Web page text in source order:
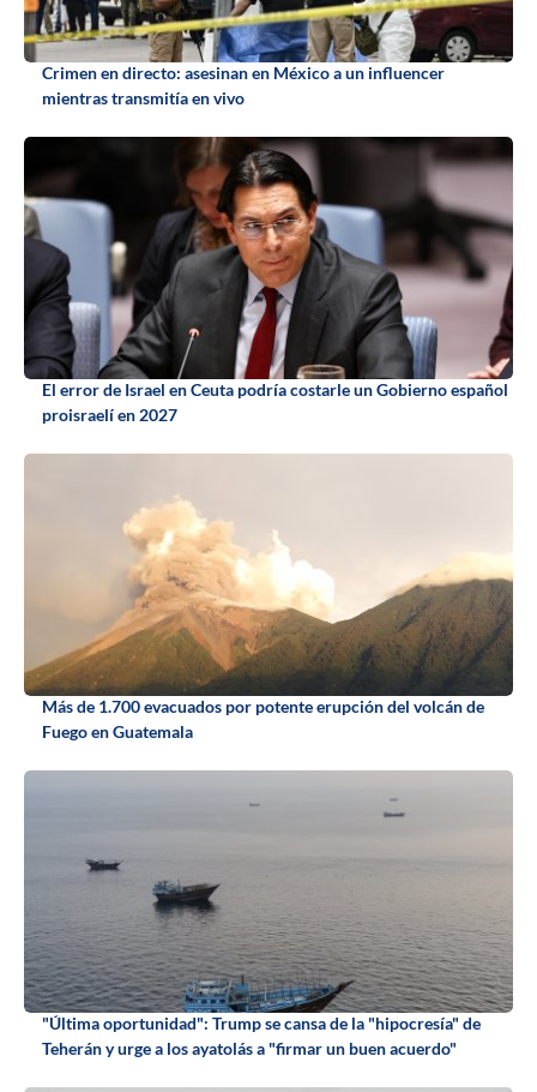
Crimen en directo: asesinan en México a un influencer
mientras transmitía en vivo
El error de Israel en Ceuta podría costarle un Gobierno español
proisraelí en 2027
Más de 1.700 evacuados por potente erupción del volcán de
Fuego en Guatemala
"Última oportunidad": Trump se cansa de la "hipocresía" de
Teherán y urge a los ayatolás a "firmar un buen acuerdo"